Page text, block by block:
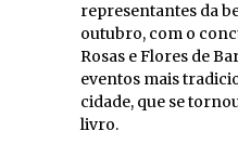
representantes da
outubro, com o
Rosas e Flores de
eventos mais
cidade, que se
livro.